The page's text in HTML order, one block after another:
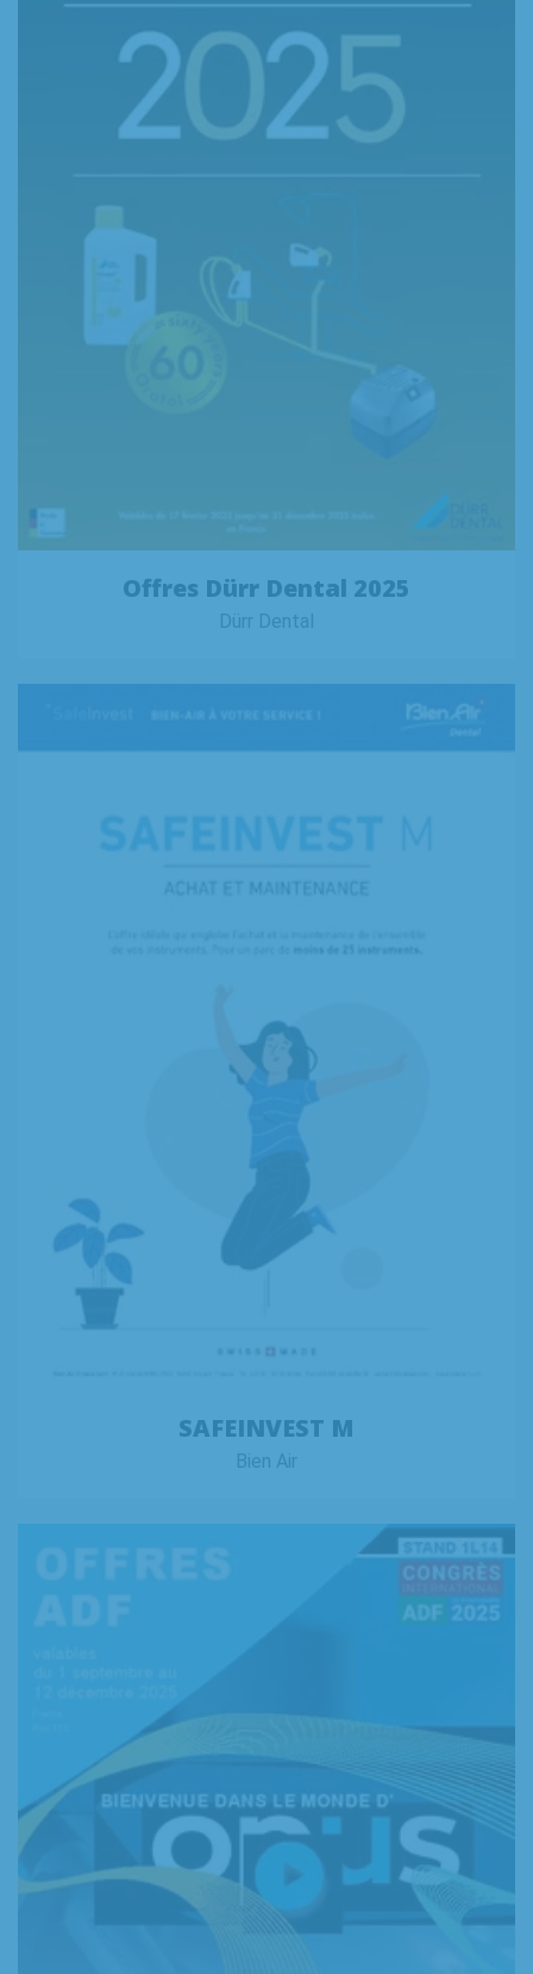
Offres Dürr Dental 2025
Dürr Dental
SAFEINVEST M
Bien Air